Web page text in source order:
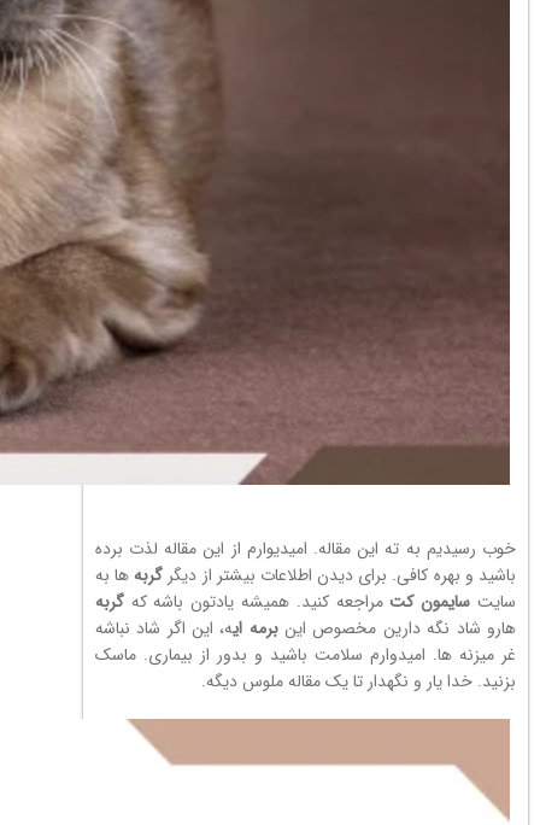
خوب رسیدیم به ته این مقاله. امیدیوارم از این مقاله لذت برده
باشید و بهره کافی. برای دیدن اطلاعات بیشتر از دیگر گربه ها به
سایت سایمون کتمراجعه کنید. همیشه یادتون باشه کهگربه
هارو شاد نگه دارین مخصوص اینبرمه ایه، این اگر شاد نباشه
غر میزنه ها. امیدوارم سلامت باشید و بدور از بیماری. ماسک
بزنید. خدا یار و نگهدار تا یک مقاله ملوس دیگه.